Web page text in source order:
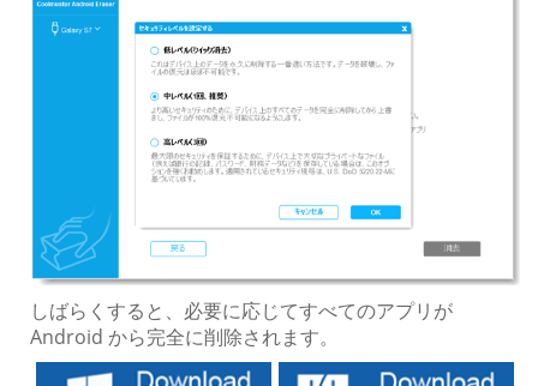
しばらくすると、必要に応じてすべてのアプリが
Android から完全に削除されます。